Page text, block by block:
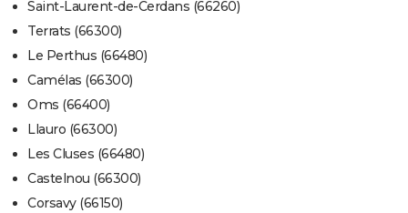
Saint-Laurent-de-Cerdans (66260)
Terrats (66300)
Le Perthus (66480)
Camélas (66300)
Oms (66400)
Llauro (66300)
Les Cluses (66480)
Castelnou (66300)
Corsavy (66150)